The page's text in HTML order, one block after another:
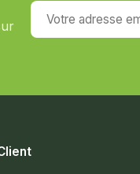
Votre adresse email